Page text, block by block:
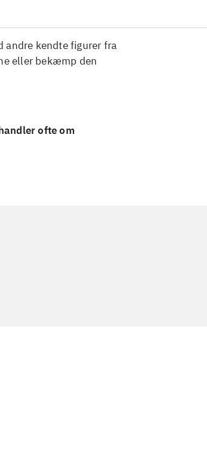
andre kendte figurer fra
eller bekæmp den
ofte om